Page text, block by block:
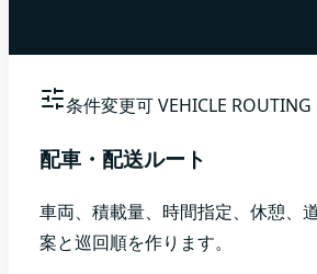
条件変更可VEHICLE ROUTING
配車・配送ルート
車両、積載量、時間指定、休憩、
案と巡回順を作ります。